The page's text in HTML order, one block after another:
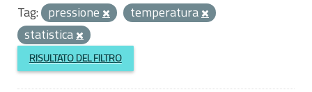
Tag: pressione
temperatura
statistica
RISULTATO DEL FILTRO